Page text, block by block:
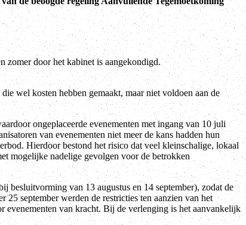
zomer door het kabinet is aangekondigd.
wel kosten hebben gemaakt, maar niet voldoen aan de
ongeplaceerde evenementen met ingang van 10 juli
van evenementen niet meer de kans hadden hun
Hierdoor bestond het risico dat veel kleinschalige, lokaal
mogelijke nadelige gevolgen voor de betrokken
besluitvorming van 13 augustus en 14 september), zodat de
september werden de restricties ten aanzien van het
evenementen van kracht. Bij de verlenging is het aanvankelijk